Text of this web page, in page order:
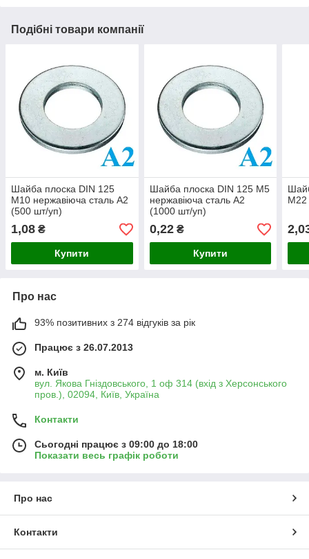
Подібні товари компанії
Шайба плоска DIN 125
М10 нержавіюча сталь A2
(500 шт/уп)
1,08 ₴
Купити
Шайба плоска DIN 125 М5
нержавіюча сталь A2
(1000 шт/уп)
0,22₴
Купити
М22
Про нас
93% позитивних з 274 відгуків за рік
Працює з 26.07.2013
м. Київ
вул. Якова Гніздовського, 1 оф 314 (вхід з Херсонського
пров.), 02094, Київ, Україна
Контакти
Сьогодні працює з 09:00 до 18:00
Показати весь графік роботи
Про нас
Контакти